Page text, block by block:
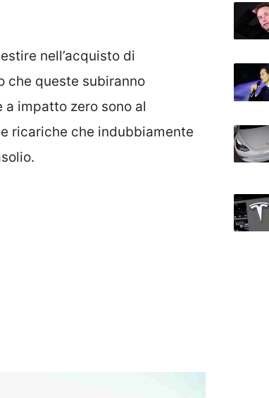
nell’acquisto di
che queste subiranno
impatto zero sono al
ricariche che indubbiamente